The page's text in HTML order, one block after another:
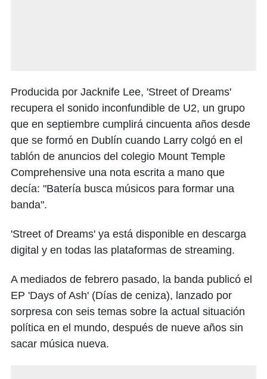
Producida por Jacknife Lee, 'Street of Dreams'
recupera el sonido inconfundible de U2, un grupo
que en septiembre cumplirá cincuenta años desde
que se formó en Dublín cuando Larry colgó en el
tablón de anuncios del colegio Mount Temple
Comprehensive una nota escrita a mano que
decía: "Batería busca músicos para formar una
banda".
'Street of Dreams' ya está disponible en descarga
digital y en todas las plataformas de streaming.
A mediados de febrero pasado, la banda publicó el
EP 'Days of Ash' (Días de ceniza), lanzado por
sorpresa con seis temas sobre la actual situación
política en el mundo, después de nueve años sin
sacar música nueva.